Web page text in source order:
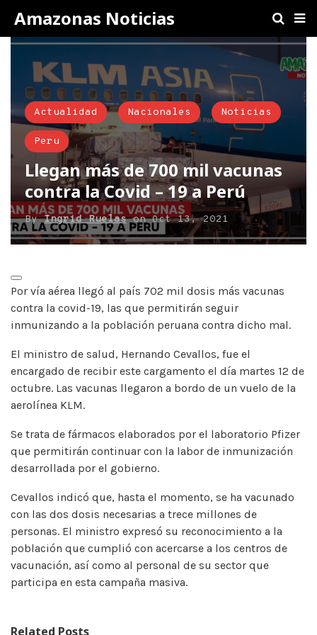
Amazonas Noticias
Actualidad Nacionales Noticias
Peru
Llegan más de 700 mil vacunas
contra la Covid – 19 a Perú
ByIngrid RuelasonOct 13, 2021
Por vía aérea llegó al país 702 mil dosis más vacunas
contra la covid-19, las que permitirán seguir
inmunizando a la población peruana contra dicho mal.
El ministro de salud, Hernando Cevallos, fue el
encargado de recibir este cargamento el día martes 12 de
octubre. Las vacunas llegaron a bordo de un vuelo de la
aerolínea KLM.
Se trata de fármacos elaborados por el laboratorio Pfizer
que permitirán continuar con la labor de inmunización
desarrollada por el gobierno.
Cevallos indicó que, hasta el momento, se ha vacunado
con las dos dosis necesarias a trece millones de
personas. El ministro expresó su reconocimiento a la
población que cumplió con acercarse a los centros de
vacunación, así como al personal de su sector que
participa en esta campaña masiva.
Related Posts